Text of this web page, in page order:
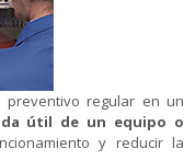
preventivo regular en un
útil de un equipo o
y reducir la